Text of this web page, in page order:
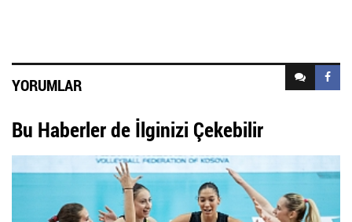
YORUMLAR
Bu Haberler de İlginizi Çekebilir